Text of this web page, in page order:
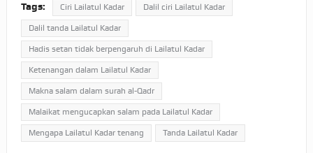
Tags: Ciri Lailatul Kadar Dalil ciri Lailatul Kadar
Dalil tanda Lailatul Kadar
Hadis setan tidak berpengaruh di Lailatul Kadar
Ketenangan dalam Lailatul Kadar
Makna salam dalam surah al-Qadr
Malaikat mengucapkan salam pada Lailatul Kadar
Mengapa Lailatul Kadar tenang Tanda Lailatul Kadar